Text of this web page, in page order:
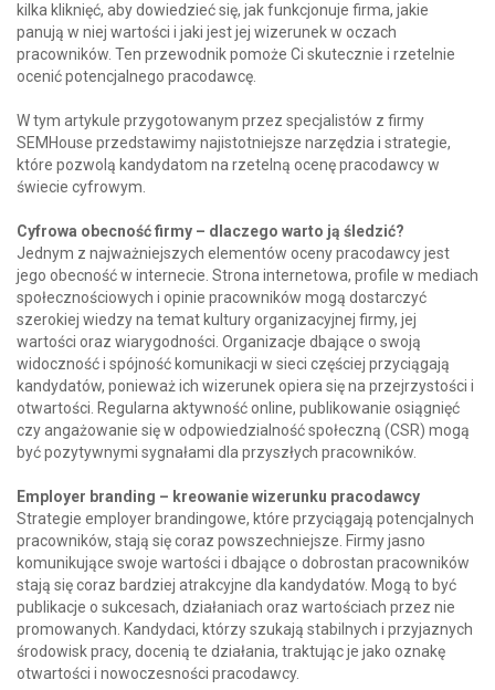
kilka kliknięć, aby dowiedzieć się, jak funkcjonuje firma, jakie
panują w niej wartości i jaki jest jej wizerunek w oczach
pracowników. Ten przewodnik pomoże Ci skutecznie i rzetelnie
ocenić potencjalnego pracodawcę.
W tym artykule przygotowanym przez specjalistów z firmy
SEMHouse przedstawimy najistotniejsze narzędzia i strategie,
które pozwolą kandydatom na rzetelną ocenę pracodawcy w
świecie cyfrowym.
Cyfrowa obecność firmy – dlaczego warto ją śledzić?
Jednym z najważniejszych elementów oceny pracodawcy jest
jego obecność w internecie. Strona internetowa, profile w mediach
społecznościowych i opinie pracowników mogą dostarczyć
szerokiej wiedzy na temat kultury organizacyjnej firmy, jej
wartości oraz wiarygodności. Organizacje dbające o swoją
widoczność i spójność komunikacji w sieci częściej przyciągają
kandydatów, ponieważ ich wizerunek opiera się na przejrzystości i
otwartości. Regularna aktywność online, publikowanie osiągnięć
czy angażowanie się w odpowiedzialność społeczną (CSR) mogą
być pozytywnymi sygnałami dla przyszłych pracowników.
Employer branding – kreowanie wizerunku pracodawcy
Strategie employer brandingowe, które przyciągają potencjalnych
pracowników, stają się coraz powszechniejsze. Firmy jasno
komunikujące swoje wartości i dbające o dobrostan pracowników
stają się coraz bardziej atrakcyjne dla kandydatów. Mogą to być
publikacje o sukcesach, działaniach oraz wartościach przez nie
promowanych. Kandydaci, którzy szukają stabilnych i przyjaznych
środowisk pracy, docenią te działania, traktując je jako oznakę
otwartości i nowoczesności pracodawcy.